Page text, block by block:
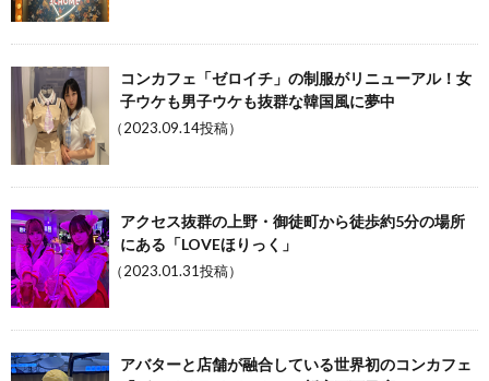
コンカフェ「ゼロイチ」の制服がリニューアル！女
子ウケも男子ウケも抜群な韓国風に夢中
（2023.09.14投稿）
アクセス抜群の上野・御徒町から徒歩約5分の場所
にある「LOVEほりっく」
（2023.01.31投稿）
アバターと店舗が融合している世界初のコンカフェ